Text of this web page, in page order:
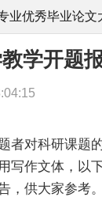
业优秀毕业论文
学开题
对科研课题
写作文体，以
，供大家参考。